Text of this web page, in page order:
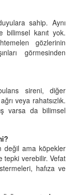
sahip. Aynı
bilimsel kanıt yok.
gözlerinin
görmesinden
sireni, diğer
veya rahatsızlık.
varsa da bilimsel
değil ama köpekler
tepki verebilir. Vefat
hafıza ve